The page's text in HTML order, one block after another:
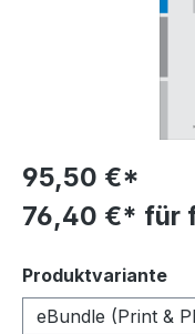
95,50 €*
76,40 €* für
Produktvariante
eBundle (Print &